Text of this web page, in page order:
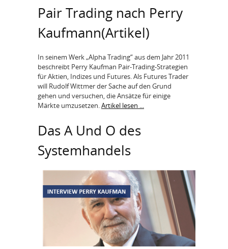
Pair Trading nach Perry
Kaufmann(Artikel)
In seinem Werk „Alpha Trading“ aus dem Jahr 2011
beschreibt Perry Kaufman Pair-Trading-Strategien
für Aktien, Indizes und Futures. Als Futures Trader
will Rudolf Wittmer der Sache auf den Grund
gehen und versuchen, die Ansätze für einige
Märkte umzusetzen.Artikel lesen ...
Das A Und O des
Systemhandels